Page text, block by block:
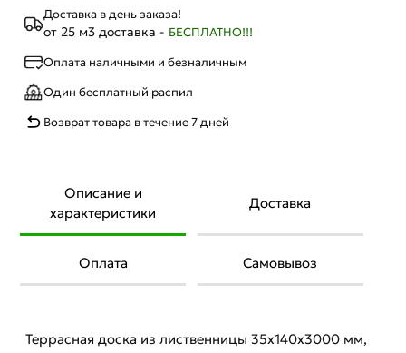
Доставка в день заказа!
от 25 м3 доставка - БЕСПЛАТНО!!!
Оплата наличными и безналичным
Один бесплатный распил
Возврат товара в течение 7 дней
Описание и
характеристики
Доставка
Оплата Самовывоз
Террасная доска из лиственницы 35x140x3000 мм,